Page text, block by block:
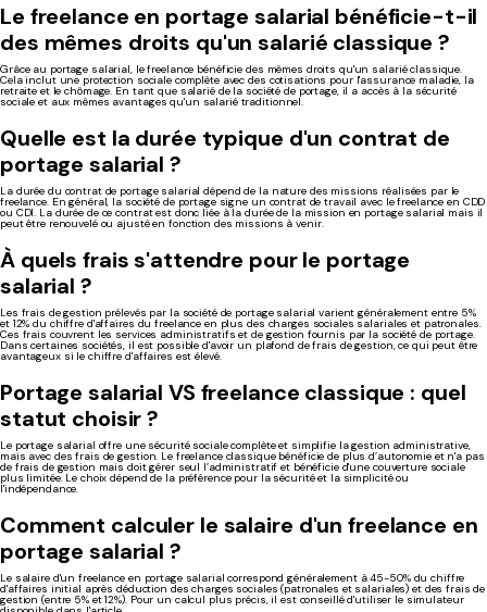
Le freelance en portage salarial bénéficie-t-il
des mêmes droits qu'un salarié classique ?
Grâce au portage salarial, le freelance bénéficie des mêmes droits qu'un salarié classique.
Cela inclut une protection sociale complète avec des cotisations pour l'assurance maladie, la
retraite et le chômage. En tant que salarié de la société de portage, il a accès à la sécurité
sociale et aux mêmes avantages qu'un salarié traditionnel.
Quelle est la durée typique d'un contrat de
portage salarial ?
La durée du contrat de portage salarial dépend de la nature des missions réalisées par le
freelance. En général, la société de portage signe un contrat de travail avec le freelance en CDD
ou CDI. La durée de ce contrat est donc liée à la durée de la mission en portage salarial mais il
peut être renouvelé ou ajusté en fonction des missions à venir.
À quels frais s'attendre pour le portage
salarial ?
Les frais de gestion prélevés par la société de portage salarial varient généralement entre 5%
et 12% du chiffre d'affaires du freelance en plus des charges sociales salariales et patronales.
Ces frais couvrent les services administratifs et de gestion fournis par la société de portage.
Dans certaines sociétés, il est possible d'avoir un plafond de frais de gestion, ce qui peut être
avantageux si le chiffre d'affaires est élevé.
Portage salarial VS freelance classique : quel
statut choisir ?
Le portage salarial offre une sécurité sociale complète et simplifie la gestion administrative,
mais avec des frais de gestion. Le freelance classique bénéficie de plus d’autonomie et n'a pas
de frais de gestion mais doit gérer seul l’administratif et bénéficie d'une couverture sociale
plus limitée. Le choix dépend de la préférence pour la sécurité et la simplicité ou
l'indépendance.
Comment calculer le salaire d'un freelance en
portage salarial ?
Le salaire d'un freelance en portage salarial correspond généralement à 45-50% du chiffre
d'affaires initial après déduction des charges sociales (patronales et salariales) et des frais de
gestion (entre 5% et 12%). Pour un calcul plus précis, il est conseillé d'utiliser le simulateur